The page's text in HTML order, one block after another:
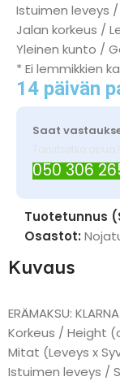
Istuimen leveys
Jalan korkeus /
Yleinen kunto /
* Ei lemmikkien
14 päivän
Saat
Tarvitsetko
050 306
Tuotetunnus
Osastot:
Kuvaus
ERÄMAKSU: KLARNA
Korkeus / Height
Mitat (Leveys x
Istuimen leveys /